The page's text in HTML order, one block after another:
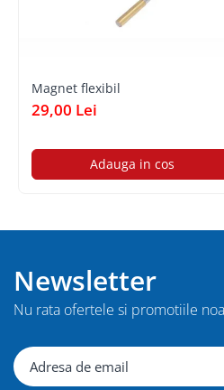
Accesorii Pneumatice
Sisteme de Ridicare
Capre
Suport Motor
Dulapuri
Module pentru dulapuri
Chei/Tubulare/Biti
Biti
Magnet flexibil
29,00 Lei
Adauga in cos
Newsletter
Nu rata ofertele si promotiile